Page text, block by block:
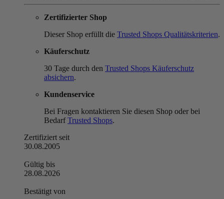
Zertifizierter Shop
Dieser Shop erfüllt die Trusted Shops Qualitätskriterien.
Käuferschutz
30 Tage durch den Trusted Shops Käuferschutz
absichern.
Kundenservice
Bei Fragen kontaktieren Sie diesen Shop oder bei
BedarfTrusted Shops.
Zertifiziert seit
30.08.2005
Gültig bis
28.08.2026
Bestätigt von